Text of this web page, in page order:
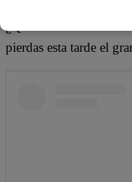
pierdas esta tarde el